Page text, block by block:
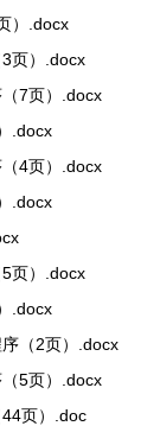
）.docx
页）.docx
7页）.docx
.docx
4页）.docx
.docx
页）.docx
.docx
（2页）.docx
5页）.docx
页）.doc